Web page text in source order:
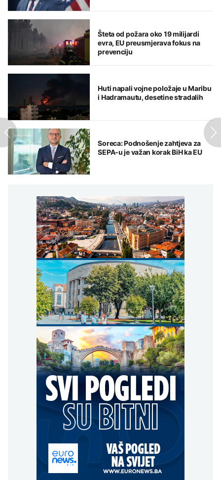
Šteta od požara oko 19 milijardi
evra, EU preusmjerava fokus na
prevenciju
Huti napali vojne položaje u Maribu
i Hadramautu, desetine stradalih
Soreca: Podnošenje zahtjeva za
SEPA-u je važan korak BiH ka EU